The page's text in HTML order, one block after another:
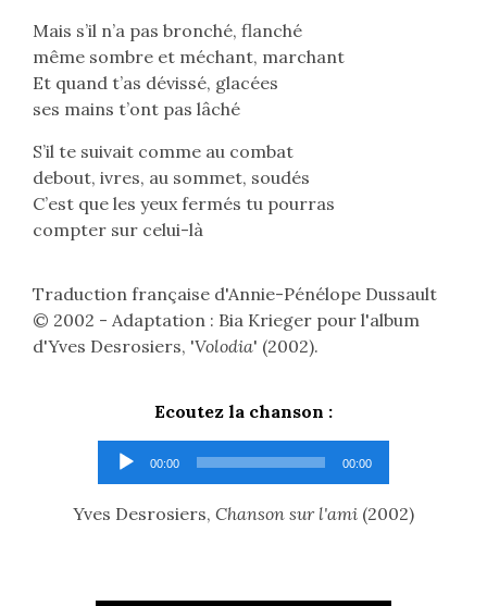
Mais s’il n’a pas bronché, flanché
même sombre et méchant, marchant
Et quand t’as dévissé, glacées
ses mains t’ont pas lâché
S’il te suivait comme au combat
debout, ivres, au sommet, soudés
C’est que les yeux fermés tu pourras
compter sur celui-là
Traduction française d'Annie-Pénélope Dussault
© 2002 - Adaptation : Bia Krieger pour l'album
d'Yves Desrosiers, 'Volodia' (2002).
Ecoutez la chanson :
Lecteur
audio
00:00 00:00
Yves Desrosiers, Chanson sur l'ami (2002)